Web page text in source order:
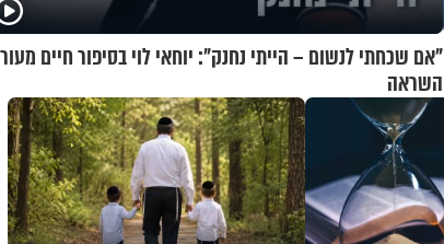
"אם שכחתי לנשום – הייתי נחנק": יוחאי לוי בסיפור חיים
השראה